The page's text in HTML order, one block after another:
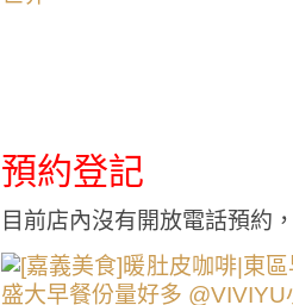
預約登記
目前店內沒有開放電話預約